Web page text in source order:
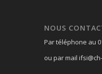
NOUS
Par téléphone au
ou par mail